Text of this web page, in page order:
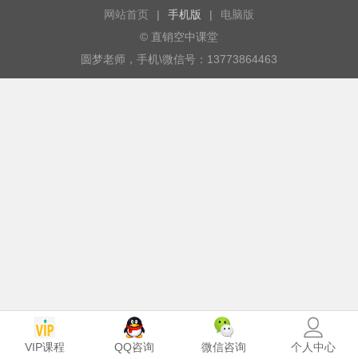
网站首页
| 手机版 |
电脑版
© 直销空中课堂
圆梦老师，手机\微信号：13773864463
VIP课程 QQ咨询 微信咨询 个人中心